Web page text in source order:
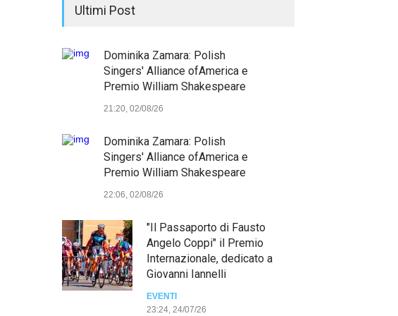
Ultimi Post
Dominika Zamara: Polish
Singers' Alliance ofAmerica e
Premio William Shakespeare
21:20, 02/08/26
Dominika Zamara: Polish
Singers' Alliance ofAmerica e
Premio William Shakespeare
22:06, 02/08/26
"Il Passaporto di Fausto
Angelo Coppi" il Premio
Internazionale, dedicato a
Giovanni Iannelli
EVENTI
23:24, 24/07/26